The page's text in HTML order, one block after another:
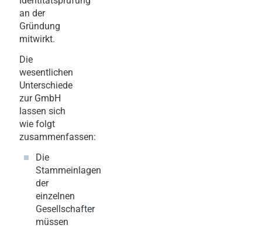
an der
Gründung
mitwirkt.
Die
wesentlichen
Unterschiede
zur GmbH
lassen sich
wie folgt
zusammenfassen:
Die
Stammeinlagen
der
einzelnen
Gesellschafter
müssen